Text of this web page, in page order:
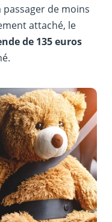
de moins
attaché, le
de 135 euros